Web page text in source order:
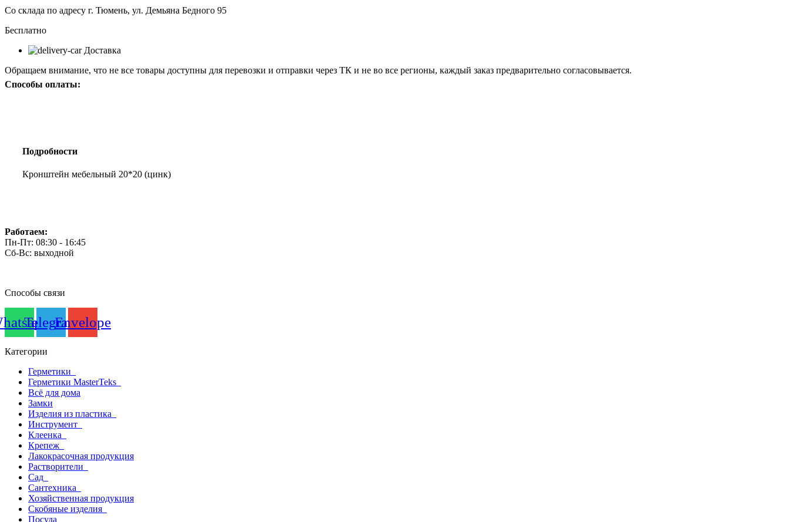
Со склада по адресу г. Тюмень, ул. Демьяна Бедного 95
Бесплатно
Доставка
Обращаем внимание, что не все товары доступны для перевозки и отправки через ТК и не во все регионы, каждый заказ предварительно согласовывается.
Способы оплаты:
Подробности
Кронштейн мебельный 20*20 (цинк)
Работаем:
Пн-Пт: 08:30 - 16:45
Сб-Вс: выходной
Способы связи
TelegramEnvelope
Категории
Герметики
Герметики MasterTeks
Всё для дома
Замки
Изделия из пластика
Инструмент
Клеенка
Крепеж
Лакокрасочная продукция
Растворители
Сад
Сантехника
Хозяйственная продукция
Скобяные изделия
Посуда